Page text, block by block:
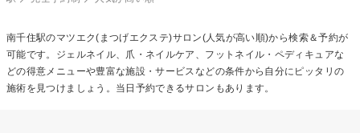
南千住駅のマツエク(まつげエクステ)サロン(人気が高い順)から検索＆予約が
可能です。ジェルネイル、爪・ネイルケア、フットネイル・ペディキュアな
どの得意メニューや豊富な施設・サービスなどの条件から自分にピッタリの
施術を見つけましょう。当日予約できるサロンもあります。